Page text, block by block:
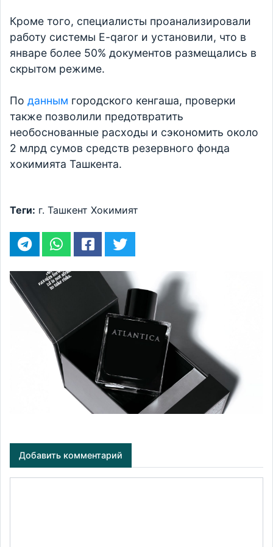
Кроме того, специалисты проанализировали
работу системы E-qaror и установили, что в
январе более 50% документов размещались в
скрытом режиме.
По данным городского кенгаша, проверки
также позволили предотвратить
необоснованные расходы и сэкономить около
2 млрд сумов средств резервного фонда
хокимията Ташкента.
Теги: г. Ташкент Хокимият
Добавить комментарий